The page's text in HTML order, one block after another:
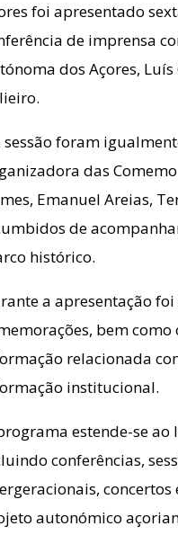
foi apresentado
de imprensa
dos Açores,
sessão foram
das
Emanuel Areias,
de
histórico.
a apresentação
bem
relacionada
institucional.
estende-se
conferências,
autonómico